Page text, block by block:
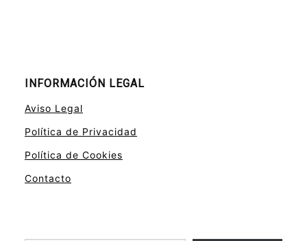
INFORMACIÓN LEGAL
Aviso Legal
Política de Privacidad
Política de Cookies
Contacto